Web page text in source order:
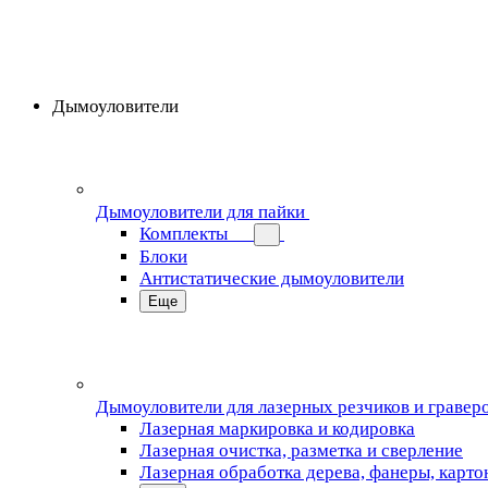
Дымоуловители
Дымоуловители для пайки
Комплекты
Блоки
Антистатические дымоуловители
Еще
Дымоуловители для лазерных резчиков и
Лазерная маркировка и кодировка
Лазерная очистка, разметка и сверление
Лазерная обработка дерева, фанеры,